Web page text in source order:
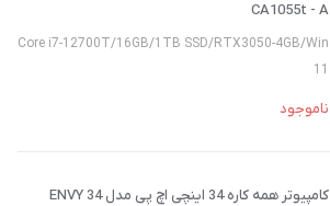
CA1055t - A
Core i7-12700T/16GB/1TB SSD/RTX3050-4GB/Win
11
ناموجود
کامپیوتر همه کاره 34 اینچی اچ پی مدل ENVY 34